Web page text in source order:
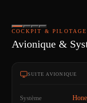
COCKPIT & PILOTAGE
Avionique &
SUITE AVIONIQUE
Système